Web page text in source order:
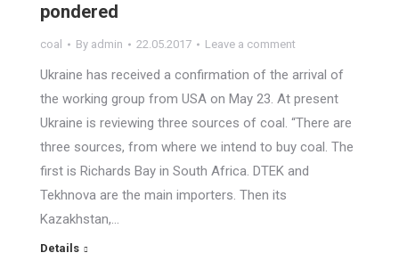
pondered
coal By admin 22.05.2017 Leave a comment
Ukraine has received a confirmation of the arrival of
the working group from USA on May 23. At present
Ukraine is reviewing three sources of coal. “There are
three sources, from where we intend to buy coal. The
first is Richards Bay in South Africa. DTEK and
Tekhnova are the main importers. Then its
Kazakhstan,…
Details